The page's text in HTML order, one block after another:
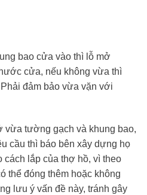
bao cửa vào thì lỗ mở
cửa, nếu không vừa thì
đảm bảo vừa vặn với
vừa tường gạch và khung bao,
cầu thì báo bên xây dựng họ
cách lắp của thợ hồ, vì theo
thể đóng thêm hoặc không
lưu ý vấn đề này, tránh gây